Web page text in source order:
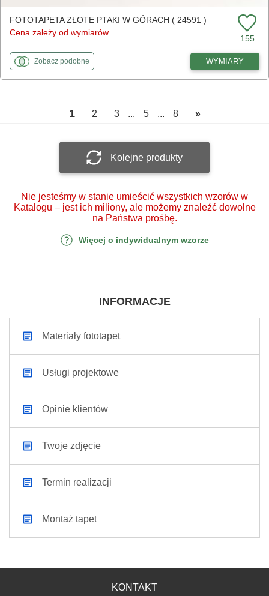
FOTOTAPETA ZŁOTE PTAKI W GÓRACH ( 24591 )
Cena zależy od wymiarów
155
Zobaczfototapety
podobnedo Złote ptaki w górach WYMIARY
1 2 3 ... 5 ... 8 »
Kolejne produkty
Nie jesteśmy w stanie umieścić wszystkich wzorów w
Katalogu – jest ich miliony, ale możemy znaleźć dowolne
na Państwa prośbę.
Więcej o indywidualnym wzorze
INFORMACJE
Materiały fototapet
Usługi projektowe
Opinie klientów
Twoje zdjęcie
Termin realizacji
Montaż tapet
KONTAKT